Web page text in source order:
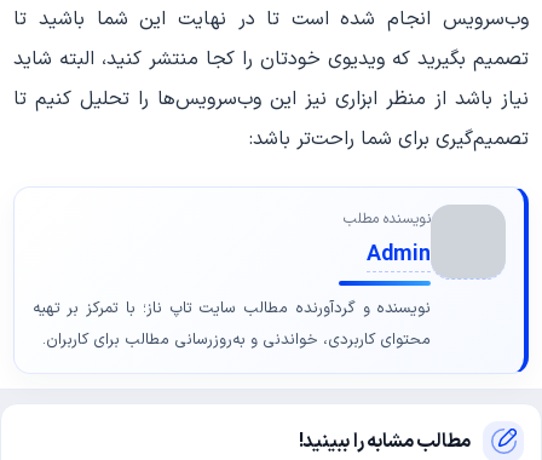
وب‌سرویس انجام شده است تا در نهایت این شما باشید تا
تصمیم بگیرید که ویدیوی خودتان را کجا منتشر کنید، البته شاید
نیاز باشد از منظر ابزاری نیز این وب‌سرویس‌ها را تحلیل کنیم تا
تصمیم‌گیری برای شما راحت‌تر باشد:
نویسنده مطلب
Admin
نویسنده و گردآورنده مطالب سایت تاپ ناز؛ با تمرکز بر تهیه
محتوای کاربردی، خواندنی و به‌روزرسانی مطالب برای کاربران.
مطالب مشابه را ببینید!